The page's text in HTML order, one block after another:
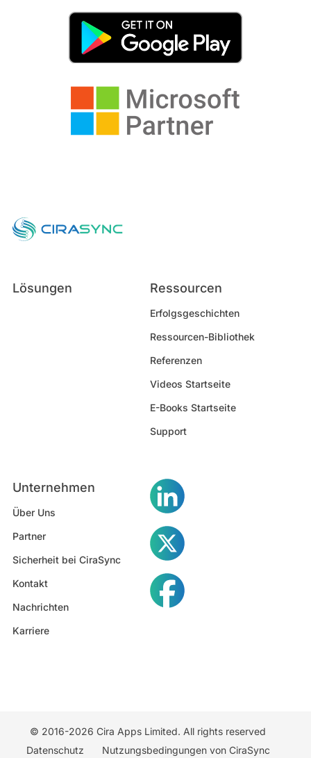
Lösungen Ressourcen
Erfolgsgeschichten
Ressourcen-Bibliothek
Referenzen
Videos Startseite
E-Books Startseite
Support
Unternehmen
Über Uns
Partner
Sicherheit bei CiraSync
Kontakt
Nachrichten
Karriere
© 2016-2026 Cira Apps Limited. All rights reserved
Datenschutz
Nutzungsbedingungen von CiraSync